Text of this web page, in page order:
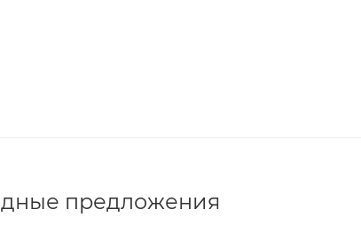
предложения